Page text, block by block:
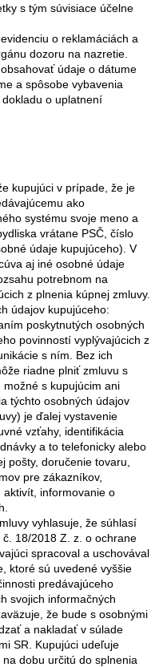
s tým súvisiace účelne
o reklamáciách a
dozoru na nazretie.
údaje o dátume
a spôsobe vybavenia
o uplatnení
kupujúci v prípade, že je
ako
systému svoje meno a
vrátane PSČ, číslo
údaje kupujúceho). V
aj iné osobné údaje
potrebnom na
z plnenia kúpnej zmluvy.
údajov kupujúceho:
poskytnutých osobných
povinností vyplývajúcich z
s ním. Bez ich
riadne plniť zmluvu s
s kupujúcim ani
týchto osobných údajov
je ďalej vystavenie
vzťahy, identifikácia
a to telefonicky alebo
pošty, doručenie tovaru,
pre zákazníkov,
aktivít, informovanie o
vyhlasuje, že súhlasí
18/2018 Z. z. o ochrane
spracoval a uschovával
ktoré sú uvedené vyššie
predávajúceho
svojich informačných
že bude s osobnými
a nakladať v súlade
SR. Kupujúci udeľuje
dobu určitú do splnenia